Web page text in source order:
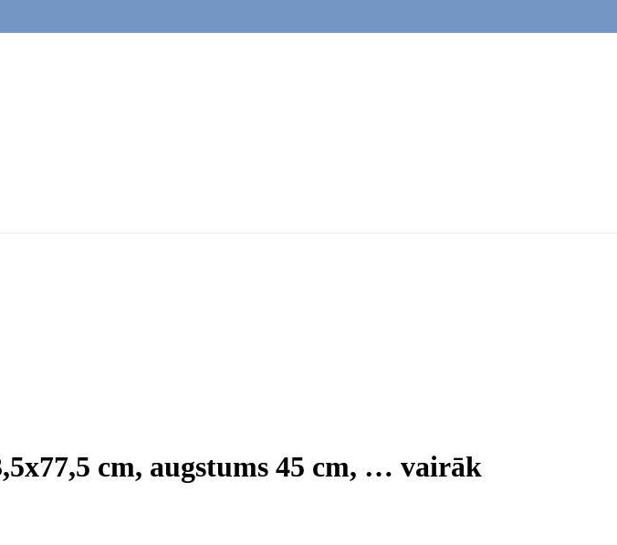
cm, augstums 45 cm, … vairāk